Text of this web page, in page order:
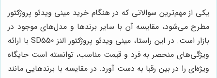
یکی از مهم‌ترین سوالاتی که در هنگام خرید مینی ویدئو پروژکتور
مطرح می‌شود، مقایسه آن با سایر برندها و مدل‌های موجود در
بازار است. در این راستا، مینی ویدئو پروژکتور النز SD550 با ارائه
ویژگی‌های منحصر به فرد و قیمت مناسب، توانسته است جایگاه
ویژه‌ای را در بین رقبا به دست آورد. در مقایسه با برندهایی مانند